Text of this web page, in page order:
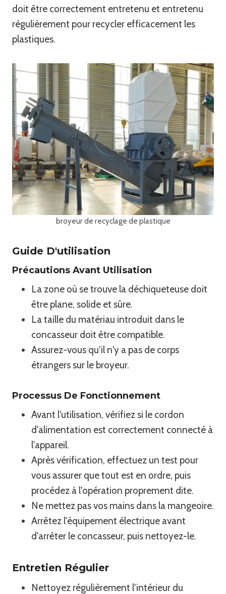
doit être correctement entretenu et entretenu
régulièrement pour recycler efficacement les
plastiques.
broyeur de recyclage de plastique
Guide D'utilisation
Précautions Avant Utilisation
La zone où se trouve la déchiqueteuse doit
être plane, solide et sûre.
La taille du matériau introduit dans le
concasseur doit être compatible.
Assurez-vous qu'il n'y a pas de corps
étrangers sur le broyeur.
Processus De Fonctionnement
Avant l'utilisation, vérifiez si le cordon
d'alimentation est correctement connecté à
l'appareil.
Après vérification, effectuez un test pour
vous assurer que tout est en ordre, puis
procédez à l'opération proprement dite.
Ne mettez pas vos mains dans la mangeoire.
Arrêtez l'équipement électrique avant
d'arrêter le concasseur, puis nettoyez-le.
Entretien Régulier
Nettoyez régulièrement l'intérieur du